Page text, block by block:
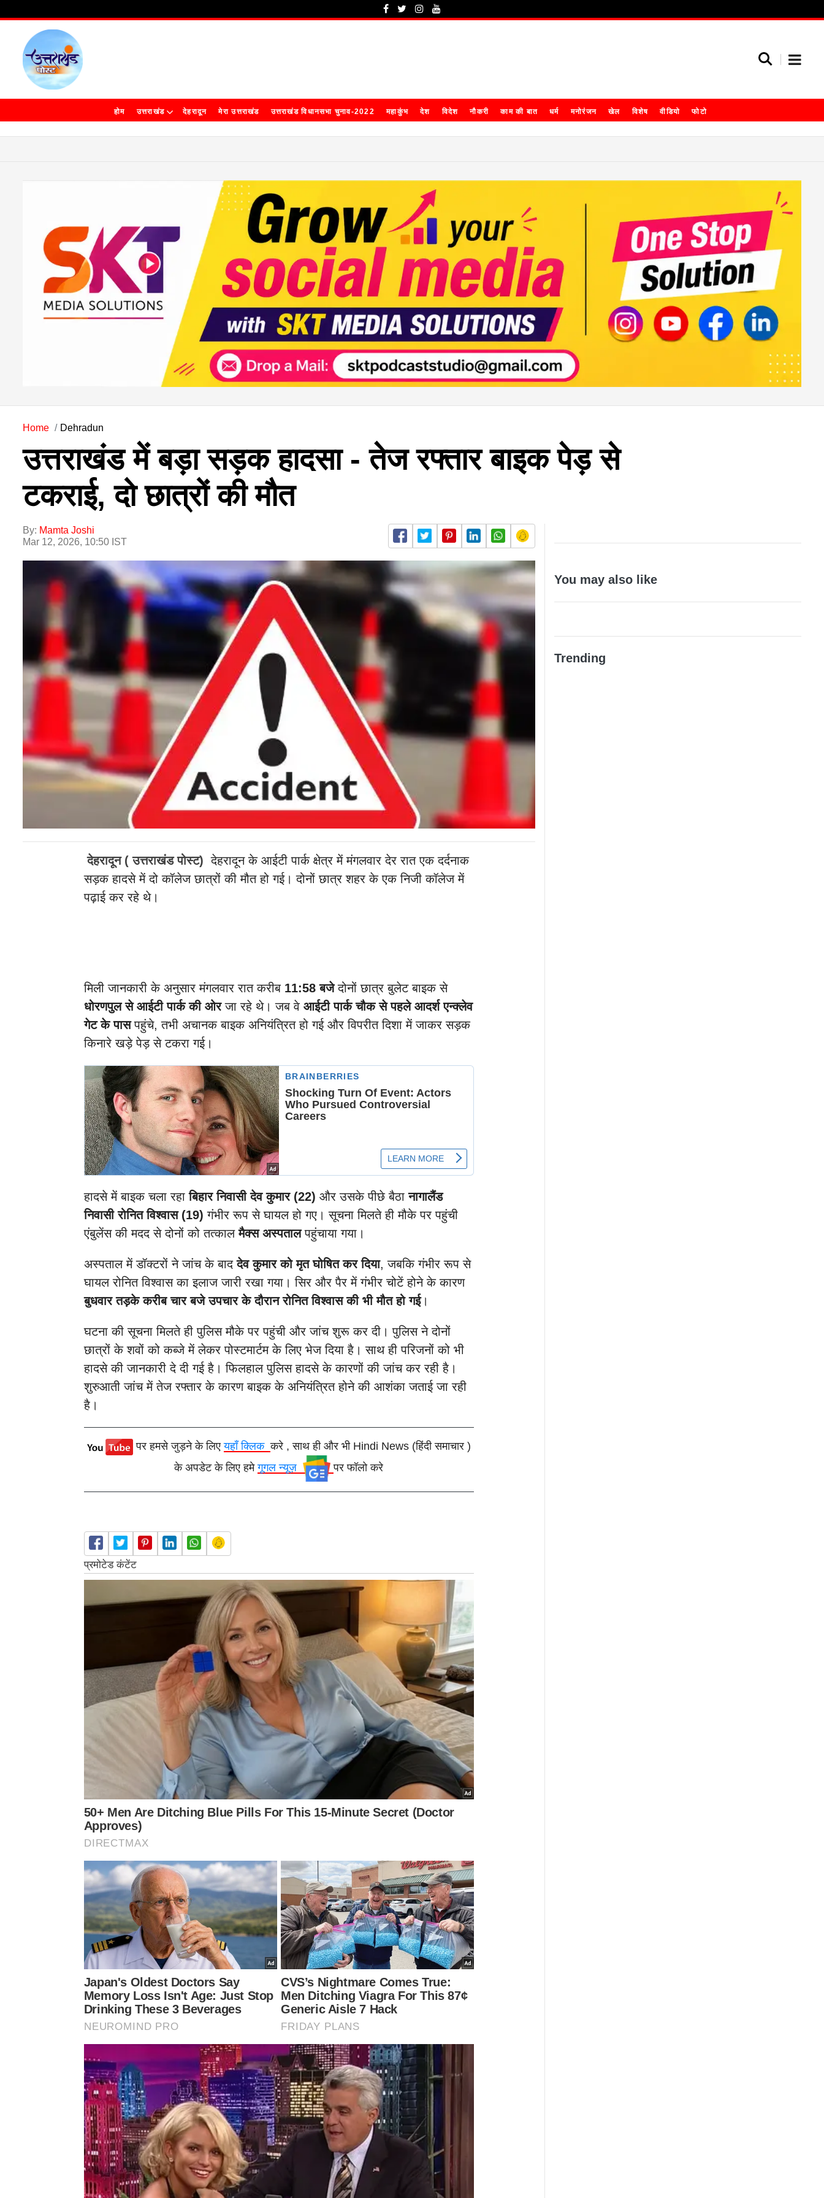
होम उत्तराखंड देहरादून मेरा उत्तराखंड उत्तराखंड विधानसभा चुनाव-2022 महाकुंभ देश विदेश नौकरी काम की बात धर्म मनोरंजन खेल विशेष वीडियो फोटो
Home Dehradun
उत्तराखंड में बड़ा सड़क हादसा - तेज रफ्तार बाइक पेड़ से
टकराई, दो छात्रों की मौत
By: Mamta Joshi
Mar 12, 2026, 10:50 IST
देहरादून ( उत्तराखंड पोस्ट) देहरादून के आईटी पार्क क्षेत्र में मंगलवार देर रात एक दर्दनाक
सड़क हादसे में दो कॉलेज छात्रों की मौत हो गई। दोनों छात्र शहर के एक निजी कॉलेज में
पढ़ाई कर रहे थे।
मिली जानकारी के अनुसार मंगलवार रात करीब 11:58 बजेदोनों छात्र बुलेट बाइक से
धोरणपुल से आईटी पार्क की ओरजा रहे थे। जब वे आईटी पार्क चौक से पहले आदर्श एन्क्लेव
गेट के पासपहुंचे, तभी अचानक बाइक अनियंत्रित हो गई और विपरीत दिशा में जाकर सड़क
किनारे खड़े पेड़ से टकरा गई।
हादसे में बाइक चला रहाबिहार निवासी देव कुमार (22) और उसके पीछे बैठानागालैंड
निवासी रोनित विश्वास (19) गंभीर रूप से घायल हो गए। सूचना मिलते ही मौके पर पहुंची
एंबुलेंस की मदद से दोनों को तत्कालमैक्स अस्पतालपहुंचाया गया।
अस्पताल में डॉक्टरों ने जांच के बाददेव कुमार को मृत घोषित कर दिया, जबकि गंभीर रूप से
घायल रोनित विश्वास का इलाज जारी रखा गया। सिर और पैर में गंभीर चोटें होने के कारण
बुधवार तड़के करीब चार बजे उपचार के दौरान रोनित विश्वास की भी मौत हो गई।
घटना की सूचना मिलते ही पुलिस मौके पर पहुंची और जांच शुरू कर दी। पुलिस ने दोनों
छात्रों के शवों को कब्जे में लेकर पोस्टमार्टम के लिए भेज दिया है। साथ ही परिजनों को भी
हादसे की जानकारी दे दी गई है।फिलहाल पुलिस हादसे के कारणों की जांच कर रही है।
शुरुआती जांच में तेज रफ्तार के कारण बाइक के अनियंत्रित होने की आशंका जताई जा रही
है।
पर हमसे जुड़ने के लिएयहाँ क्लिककरे , साथ ही और भी Hindi News (हिंदी समाचार )
के अपडेट के लिए हमेगूगल न्यूज़ पर फॉलो करे
You may also like
Trending